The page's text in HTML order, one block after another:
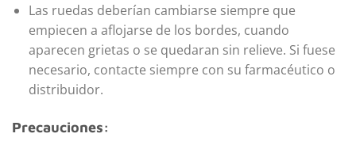
Las ruedas deberían cambiarse siempre que
empiecen a aflojarse de los bordes, cuando
aparecen grietas o se quedaran sin relieve. Si fuese
necesario, contacte siempre con su farmacéutico o
distribuidor.
Precauciones: